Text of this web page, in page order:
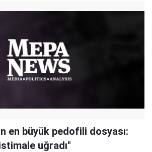
en büyük pedofili dosyası:
uğradı"